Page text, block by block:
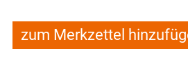
zum Merkzettel